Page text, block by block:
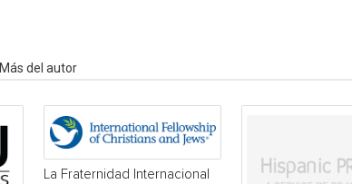
Más del autor
La Fraternidad Internacional